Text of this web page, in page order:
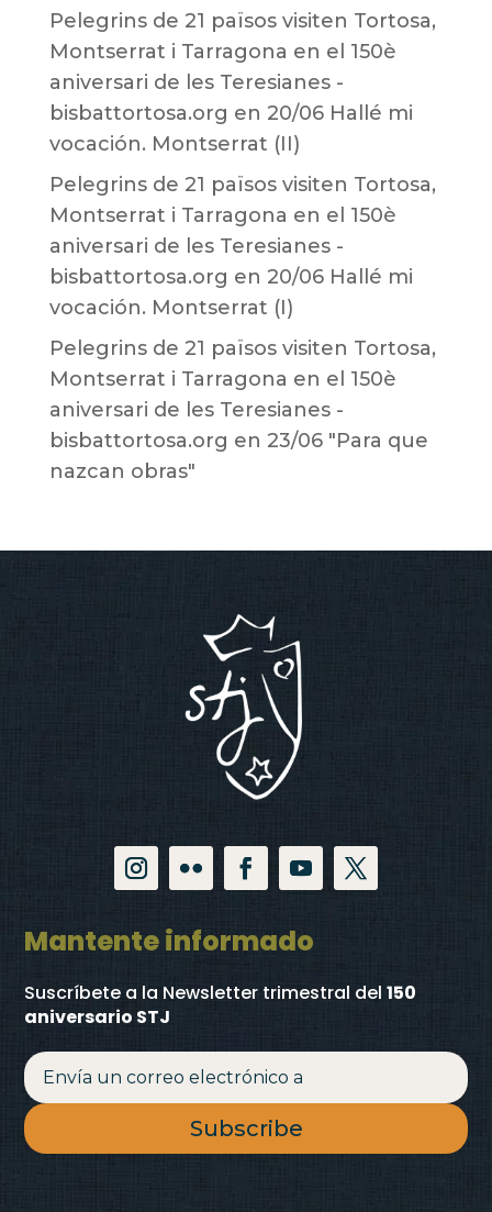
Pelegrins de 21 països visiten Tortosa,
Montserrat i Tarragona en el 150è
aniversari de les Teresianes -
bisbattortosa.org en 20/06 Hallé mi
vocación. Montserrat (II)
Pelegrins de 21 països visiten Tortosa,
Montserrat i Tarragona en el 150è
aniversari de les Teresianes -
bisbattortosa.org en 20/06 Hallé mi
vocación. Montserrat (I)
Pelegrins de 21 països visiten Tortosa,
Montserrat i Tarragona en el 150è
aniversari de les Teresianes -
bisbattortosa.org en 23/06 "Para que
nazcan obras"
Mantente informado
Suscríbete a la Newsletter trimestral del150
aniversario STJ
Subscribe